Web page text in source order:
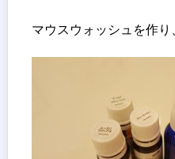
マウスウォッシュを作り